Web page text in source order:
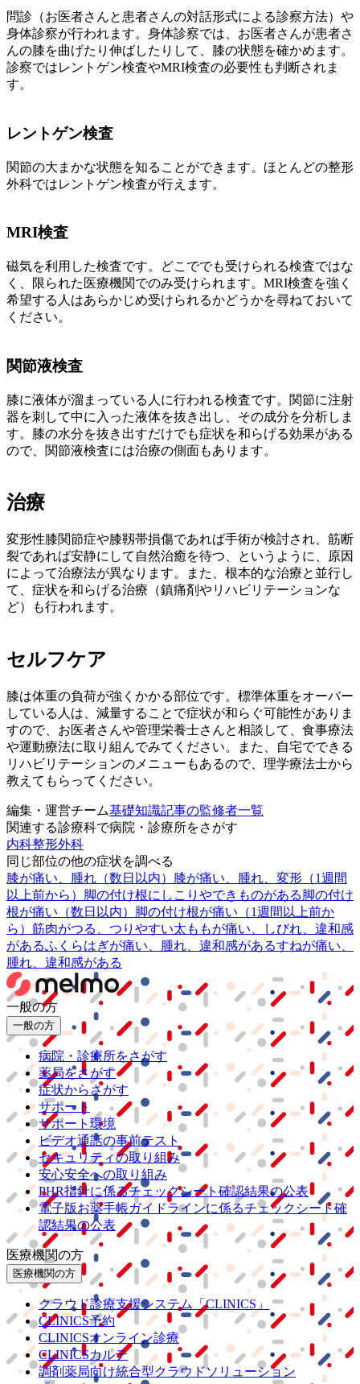
問診（お医者さんと患者さんの対話形式による診察方法）や
身体診察が行われます。身体診察では、お医者さんが患者さ
んの膝を曲げたり伸ばしたりして、膝の状態を確かめます。
診察ではレントゲン検査やMRI検査の必要性も判断されま
す。
レントゲン検査
関節の大まかな状態を知ることができます。ほとんどの整形
外科ではレントゲン検査が行えます。
MRI検査
磁気を利用した検査です。どこででも受けられる検査ではな
く、限られた医療機関でのみ受けられます。MRI検査を強く
希望する人はあらかじめ受けられるかどうかを尋ねておいて
ください。
関節液検査
膝に液体が溜まっている人に行われる検査です。関節に注射
器を刺して中に入った液体を抜き出し、その成分を分析しま
す。膝の水分を抜き出すだけでも症状を和らげる効果がある
ので、関節液検査には治療の側面もあります。
治療
変形性膝関節症や膝靱帯損傷であれば手術が検討され、筋断
裂であれば安静にして自然治癒を待つ、というように、原因
によって治療法が異なります。また、根本的な治療と並行し
て、症状を和らげる治療（鎮痛剤やリハビリテーションな
ど）も行われます。
セルフケア
膝は体重の負荷が強くかかる部位です。標準体重をオーバー
している人は、減量することで症状が和らぐ可能性がありま
すので、お医者さんや管理栄養士さんと相談して、食事療法
や運動療法に取り組んでみてください。また、自宅でできる
リハビリテーションのメニューもあるので、理学療法士から
教えてもらってください。
編集・運営チーム基礎知識記事の監修者一覧
関連する診療科で病院・診療所をさがす
内科整形外科
同じ部位の他の症状を調べる
膝が痛い、腫れ（数日以内） 膝が痛い、腫れ、変形（1週間
以上前から） 脚の付け根にしこりやできものがある脚の付け
根が痛い（数日以内） 脚の付け根が痛い（1週間以上前か
ら） 筋肉がつる、つりやすい太ももが痛い、しびれ、違和感
があるふくらはぎが痛い、腫れ、違和感があるすねが痛い、
腫れ、違和感がある
一般の方
一般の方
病院・診療所をさがす
薬局をさがす
症状からさがす
サポート
サポート環境
ビデオ通話の事前テスト
セキュリティの取り組み
安心安全への取り組み
PHR指針に係るチェックシート確認結果の公表
電子版お薬手帳ガイドラインに係るチェックシート確
認結果の公表
医療機関の方
医療機関の方
クラウド診療支援システム
「CLINICS」
CLINICS予約
CLINICSオンライン診療
CLINICSカルテ
調剤薬局向け統合型クラウドソリューション